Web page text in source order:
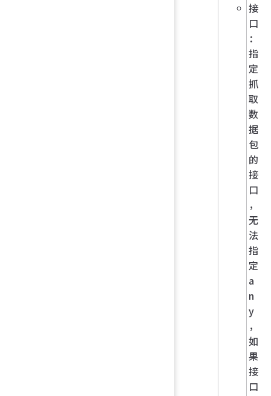
接
口
：
指
定
抓
取
数
据
包
的
接
口
，
无
法
指
定
a
n
y
，
如
果
接
口